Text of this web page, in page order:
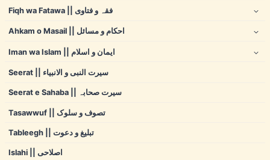
Fiqh wa Fatawa || فقہ و فتاوی
Ahkam o Masail || احکام و مسائل
Iman wa Islam || ایمان و اسلام
Seerat || سیرت النبی و الانبیاء
Seerat e Sahaba || سیرت صحابہ
Tasawwuf || تصوف و سلوک
Tableegh || تبلیغ و دعوت
Islahi || اصلاحی